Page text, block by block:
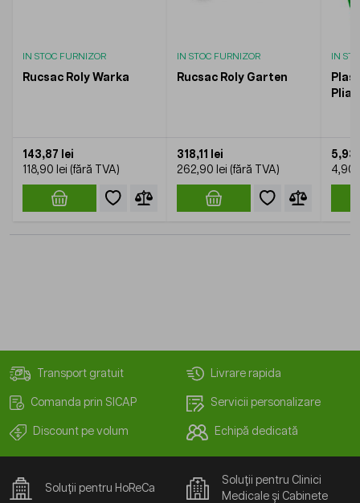
IN STOC FURNIZOR
Rucsac Roly Warka
143,87 lei
118,90 lei
IN STOC FURNIZOR
Rucsac Roly Garten
318,11 lei
262,90 lei
IN
5,93
4,90
Transport gratuit Livrare rapida
Comanda prin SICAP Servicii personalizare
Discount pe volum Echipă dedicată
Soluții pentru HoReCa
Soluții pentru Clinici
Medicale și Cabinete